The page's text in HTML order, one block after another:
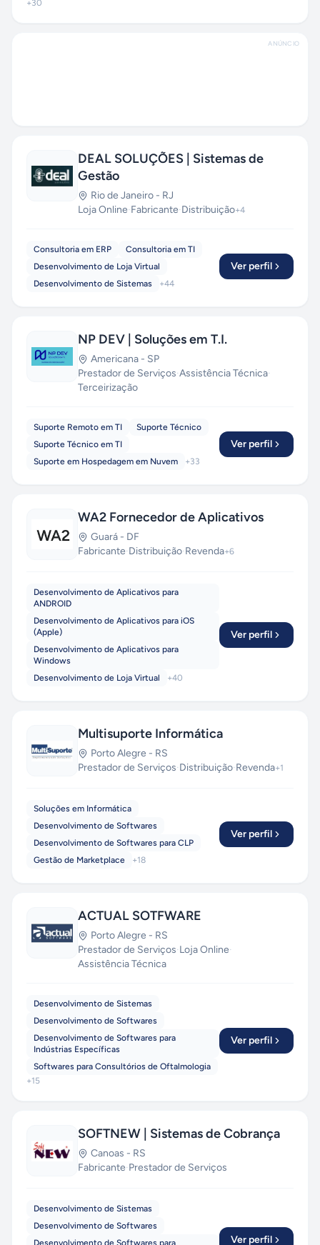
+30
ANÚNCIO
DEAL SOLUÇÕES | Sistemas de
Gestão
Rio de Janeiro - RJ
Loja Online·Fabricante·Distribuição+4
Consultoria em ERP
Consultoria em TI
Desenvolvimento de Loja Virtual
Desenvolvimento de Sistemas
+44
Ver perfil
NP DEV | Soluções em T.I.
Americana - SP
Prestador de Serviços·Assistência Técnica·
Terceirização
Suporte Remoto em TI
Suporte Técnico
Suporte Técnico em TI
Suporte em Hospedagem em Nuvem
+33
Ver perfil
WA2 Fornecedor de Aplicativos
Guará - DF
Fabricante·Distribuição·Revenda+6
Desenvolvimento de Aplicativos para
ANDROID
Desenvolvimento de Aplicativos para iOS
(Apple)
Desenvolvimento de Aplicativos para
Windows
Desenvolvimento de Loja Virtual
+40
Ver perfil
Multisuporte Informática
Porto Alegre - RS
Prestador de Serviços·Distribuição·Revenda+1
Soluções em Informática
Desenvolvimento de Softwares
Desenvolvimento de Softwares para CLP
Gestão de Marketplace
+18
Ver perfil
ACTUAL SOTFWARE
Porto Alegre - RS
Prestador de Serviços·Loja Online·
Assistência Técnica
Desenvolvimento de Sistemas
Desenvolvimento de Softwares
Desenvolvimento de Softwares para
Indústrias Específicas
Softwares para Consultórios de Oftalmologia
+15
Ver perfil
SOFTNEW | Sistemas de Cobrança
Canoas - RS
Fabricante·Prestador de Serviços
Desenvolvimento de Sistemas
Desenvolvimento de Softwares
Desenvolvimento de Softwares para
Ver perfil